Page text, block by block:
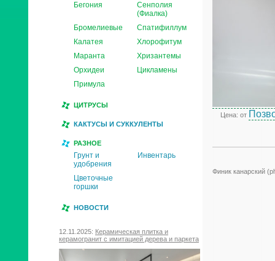
Бегония
Сенполия
(Фиалка)
Бромелиевые
Спатифиллум
Калатея
Хлорофитум
Маранта
Хризантемы
Орхидеи
Цикламены
Примула
ЦИТРУСЫ
КАКТУСЫ И СУККУЛЕНТЫ
РАЗНОЕ
Грунт и
удобрения
Инвентарь
Цветочные
горшки
НОВОСТИ
12.11.2025: Керамическая плитка и
керамогранит с имитацией дерева и паркета
Цена: от
Финик канарский